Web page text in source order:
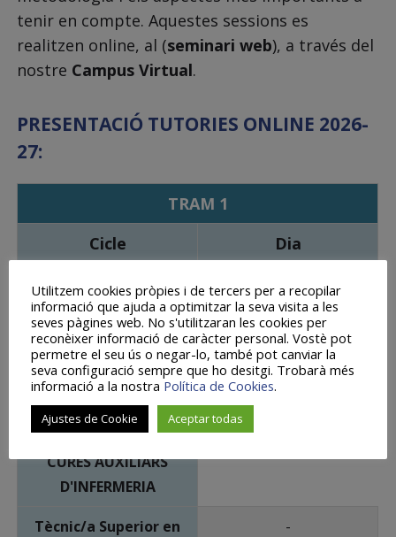
tenir en compte. Aquestes sessions es
realitzen online, al (seminari web), a través del
nostre Campus Virtual.
PRESENTACIÓ TUTORIES ONLINE 2026-
27:
TRAM 1
Cicle
Dia
Tècnic/a en
FARMÀCIA I
PARAFARMÀCIA
Tècnic/a Superior en
HIGIENE BUCODENTAL
-
Tècnic/a en
CURES AUXILIARS
D'INFERMERIA
Tècnic/a Superior en
-
Utilitzem cookies pròpies i de tercers per a recopilar
informació que ajuda a optimitzar la seva visita a les
seves pàgines web. No s'utilitzaran les cookies per
reconèixer informació de caràcter personal. Vostè pot
permetre el seu ús o negar-lo, també pot canviar la
seva configuració sempre que ho desitgi. Trobarà més
informació a la nostra Política de Cookies.
Ajustes de Cookie Aceptar todas